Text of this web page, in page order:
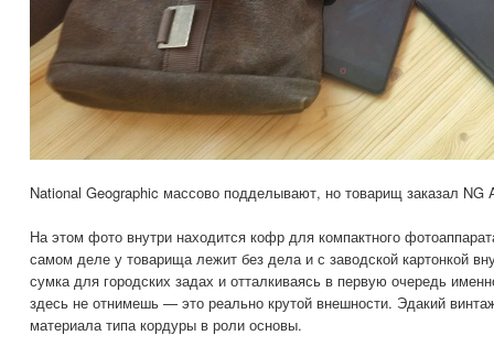
National Geographic массово подделывают, но товарищ заказал NG
На этом фото внутри находится кофр для компактного
самом деле у товарища лежит без дела и с заводской картонкой
сумка для городских задах и отталкиваясь в первую очередь
здесь не отнимешь — это реально крутой внешности. Эдакий
материала типа кордуры в роли основы.